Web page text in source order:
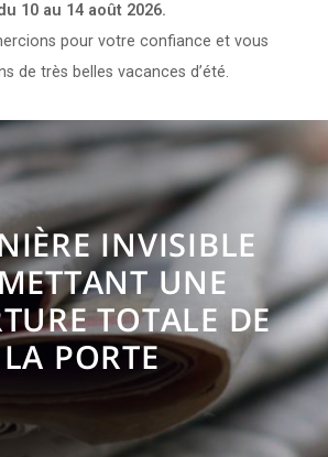
10 au 14 août 2026.
pour votre confiance et vous
de très belles vacances d’été.
INVISIBLE
UNE
TOTALE DE
LA PORTE